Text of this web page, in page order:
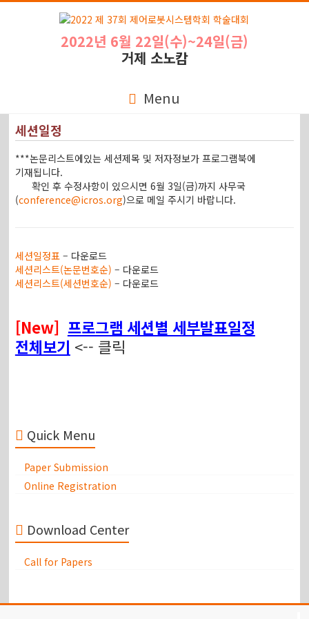
2022년 6월 22일(수)~24일(금)
거제 소노캄
Menu
세션일정
***논문리스트에있는 세션제목 및 저자정보가 프로그램북에
기재됩니다.
확인 후 수정사항이 있으시면 6월 3일(금)까지 사무국
(conference@icros.org)으로 메일 주시기 바랍니다.
세션일정표– 다운로드
세션리스트(논문번호순) – 다운로드
세션리스트(세션번호순) – 다운로드
[New] 프로그램 세션별 세부발표일정
전체보기 <-- 클릭
Quick Menu
Paper Submission
Online Registration
Download Center
Call for Papers